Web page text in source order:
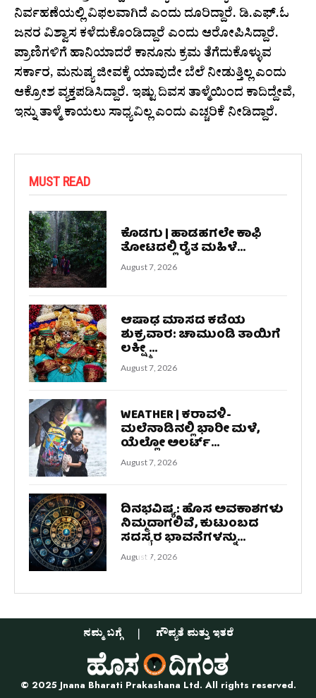
ನಿರ್ವಹಣೆಯಲ್ಲಿ ವಿಫಲವಾಗಿದೆ ಎಂದು ದೂರಿದ್ದಾರೆ. ಡಿ.ಎಫ್.ಓ
ಜನರ ವಿಶ್ವಾಸ ಕಳೆದುಕೊಂಡಿದ್ದಾರೆ ಎಂದು ಆರೋಪಿಸಿದ್ದಾರೆ.
ಪ್ರಾಣಿಗಳಿಗೆ ಹಾನಿಯಾದರೆ ಕಾನೂನು ಕ್ರಮ ತೆಗೆದುಕೊಳ್ಳುವ
ಸರ್ಕಾರ, ಮನುಷ್ಯ ಜೀವಕ್ಕೆ ಯಾವುದೇ ಬೆಲೆ ನೀಡುತ್ತಿಲ್ಲ ಎಂದು
ಆಕ್ರೋಶ ವ್ಯಕ್ತಪಡಿಸಿದ್ದಾರೆ. ಇಷ್ಟು ದಿವಸ ತಾಳ್ಮೆಯಿಂದ ಕಾದಿದ್ದೇವೆ,
ಇನ್ನು ತಾಳ್ಮೆ ಕಾಯಲು ಸಾಧ್ಯವಿಲ್ಲ ಎಂದು ಎಚ್ಚರಿಕೆ ನೀಡಿದ್ದಾರೆ.
MUST READ
ಕೊಡಗು | ಹಾಡಹಗಲೇ ಕಾಫಿ
ತೋಟದಲ್ಲಿ ರೈತ ಮಹಿಳೆ...
August 7, 2026
ಆಷಾಢ ಮಾಸದ ಕಡೆಯ
ಶುಕ್ರವಾರ: ಚಾಮುಂಡಿ ತಾಯಿಗೆ
ಲಕ್ಷ್ಮೀ...
August 7, 2026
WEATHER | ಕರಾವಳಿ-
ಮಲೆನಾಡಿನಲ್ಲಿ ಭಾರೀ ಮಳೆ,
ಯೆಲ್ಲೋ ಅಲರ್ಟ್‌...
August 7, 2026
ದಿನಭವಿಷ್ಯ: ಹೊಸ ಅವಕಾಶಗಳು
ನಿಮ್ಮದಾಗಲಿವೆ, ಕುಟುಂಬದ
ಸದಸ್ಯರ ಭಾವನೆಗಳನ್ನು...
August 7, 2026
ನಮ್ಮ ಬಗ್ಗೆ ಗೌಪ್ಯತೆ ಮತ್ತು ಇತರೆ
© 2025 Jnana Bharati Prakashana Ltd. All rights reserved.